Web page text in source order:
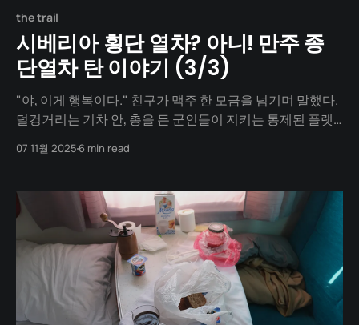
the trail
시베리아 횡단 열차? 아니! 만주 종
단열차 탄 이야기 (3/3)
"야, 이게 행복이다." 친구가 맥주 한 모금을 넘기며 말했다.
덜컹거리는 기차 안, 총을 든 군인들이 지키는 통제된 플랫
모금이 우리 여행의 모든 것을 말해주고 있었다. 국경은 그
간, 중국 만저우리에서 또 5시간. 걸어서 5분이면
07 11월 2025 6 min read